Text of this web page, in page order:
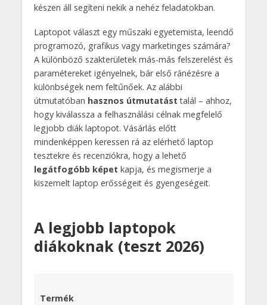
készen áll segíteni nekik a nehéz feladatokban.
Laptopot választ egy műszaki egyetemista, leendő
programozó, grafikus vagy marketinges számára?
A különböző szakterületek más-más felszerelést és
paramétereket igényelnek, bár első ránézésre a
különbségek nem feltűnőek. Az alábbi
útmutatóban hasznos útmutatást talál – ahhoz,
hogy kiválassza a felhasználási célnak megfelelő
legjobb diák laptopot. Vásárlás előtt
mindenképpen keressen rá az elérhető laptop
tesztekre és recenziókra, hogy a lehető
legátfogóbb képet kapja, és megismerje a
kiszemelt laptop erősségeit és gyengeségeit.
A legjobb laptopok
diákoknak (teszt 2026)
Termék